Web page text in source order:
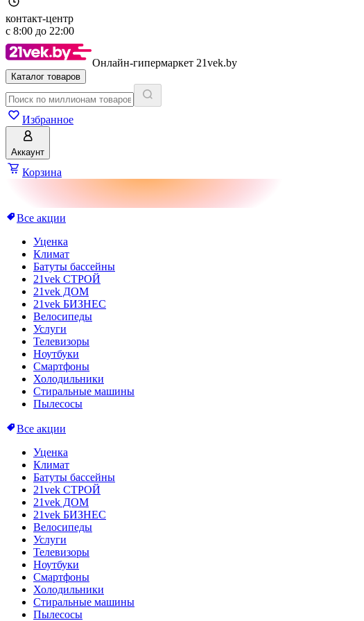
контакт-центр
с 8:00 до 22:00
Онлайн-гипермаркет 21vek.by
Каталог товаров
Избранное
Аккаунт
Корзина
Все акции
Уценка
Климат
Батуты бассейны
21vek СТРОЙ
21vek ДОМ
21vek БИЗНЕС
Велосипеды
Услуги
Телевизоры
Ноутбуки
Смартфоны
Холодильники
Стиральные машины
Пылесосы
Все акции
Уценка
Климат
Батуты бассейны
21vek СТРОЙ
21vek ДОМ
21vek БИЗНЕС
Велосипеды
Услуги
Телевизоры
Ноутбуки
Смартфоны
Холодильники
Стиральные машины
Пылесосы